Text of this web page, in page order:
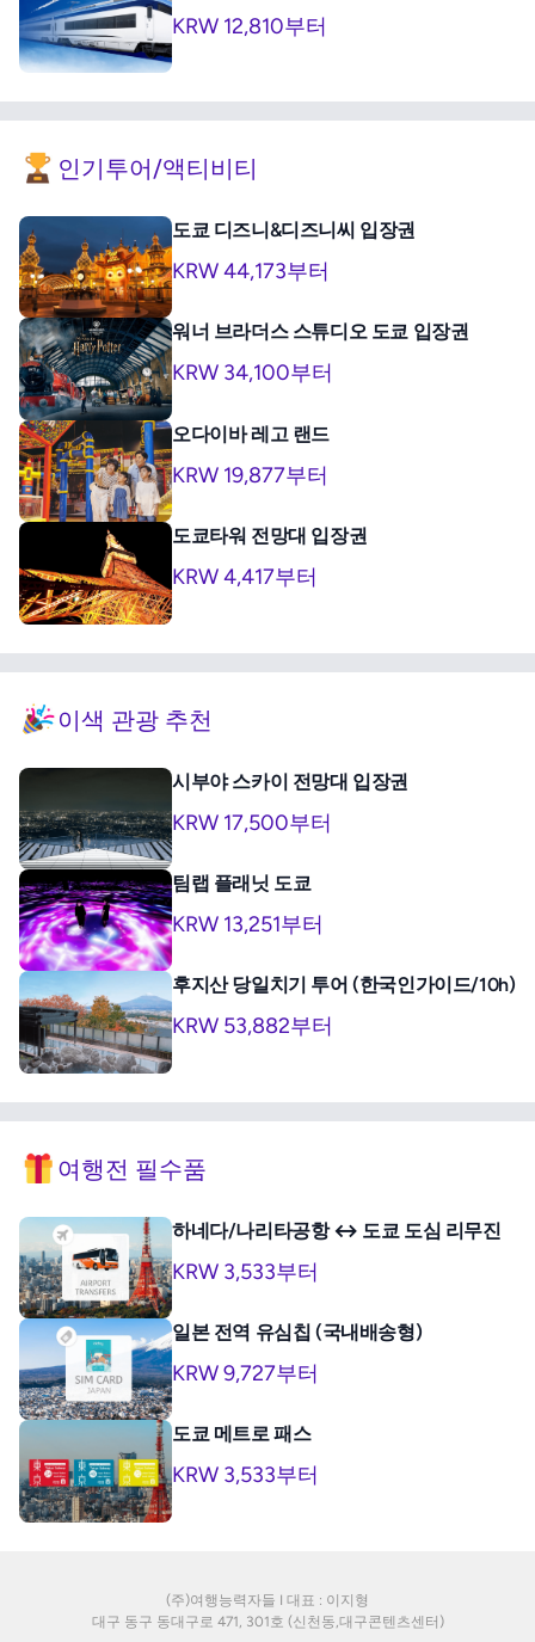
KRW 12,810부터
인기투어/액티비티
도쿄 디즈니&디즈니씨 입장권
KRW 44,173부터
워너 브라더스 스튜디오 도쿄 입장권
KRW 34,100부터
오다이바 레고 랜드
KRW 19,877부터
도쿄타워 전망대 입장권
KRW 4,417부터
이색 관광 추천
시부야 스카이 전망대 입장권
KRW 17,500부터
팀랩 플래닛 도쿄
KRW 13,251부터
후지산 당일치기 투어 (한국인가이드/10h)
KRW 53,882부터
여행전 필수품
하네다/나리타공항 ↔ 도쿄 도심 리무진
KRW 3,533부터
일본 전역 유심칩 (국내배송형)
KRW 9,727부터
도쿄 메트로 패스
KRW 3,533부터
(주)여행능력자들 I 대표 : 이지형
대구 동구 동대구로 471, 301호 (신천동,대구콘텐츠센터)